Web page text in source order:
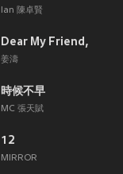
Ian 陳卓賢
Dear My Friend,
姜濤
時候不早
MC 張天賦
12
MIRROR